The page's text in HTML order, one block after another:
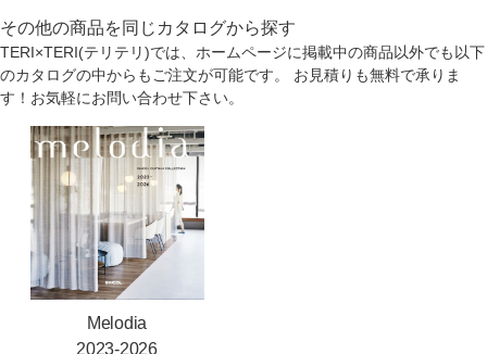
その他の商品を同じカタログから探す
TERI×TERI(テリテリ)では、ホームページに掲載中の商品以外でも以下
のカタログの中からもご注文が可能です。 お見積りも無料で承りま
す！お気軽にお問い合わせ下さい。
Melodia
2023-2026